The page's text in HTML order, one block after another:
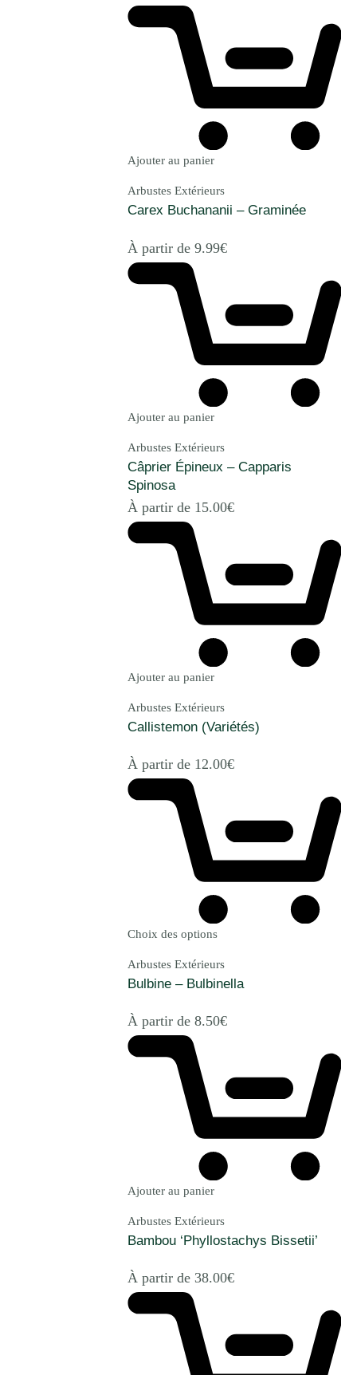
Ajouter au panier
Arbustes Extérieurs
Carex Buchananii – Graminée
À partir de 9.99€
Ajouter au panier
Arbustes Extérieurs
Câprier Épineux – Capparis
Spinosa
À partir de 15.00€
Ajouter au panier
Arbustes Extérieurs
Callistemon (Variétés)
À partir de 12.00€
Choix des options
Arbustes Extérieurs
Bulbine – Bulbinella
À partir de 8.50€
Ajouter au panier
Arbustes Extérieurs
Bambou ‘Phyllostachys Bissetii’
À partir de 38.00€